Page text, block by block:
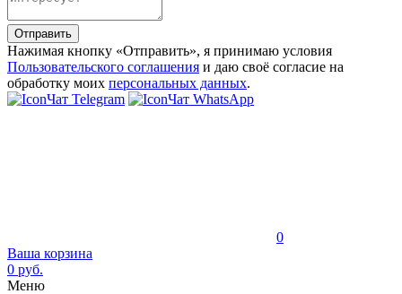
Отправить
Нажимая кнопку «Отправить», я принимаю условия
Пользовательского соглашения и даю своё согласие на
обработку моих персональных данных.
Чат Telegram
Чат WhatsApp
0
Ваша корзина
0 руб.
Меню